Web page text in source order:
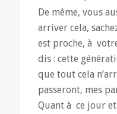
De même, vous
arriver cela,
est proche, à
dis : cette
que tout cela
passeront, mes
Quant à ce jour